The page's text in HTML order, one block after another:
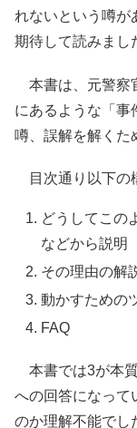
れないという噂が
期待して読みまし
本書は、元警察
にあるような「事
噂、誤解を解くた
目次通り以下の
どうしてこの
などから説明
その理由の解
動かすための
FAQ
本書では3が本
への回答になって
のか理解不能でし